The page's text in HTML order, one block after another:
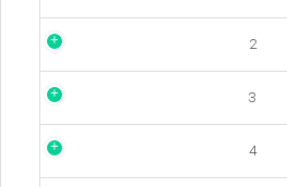
2
3
4